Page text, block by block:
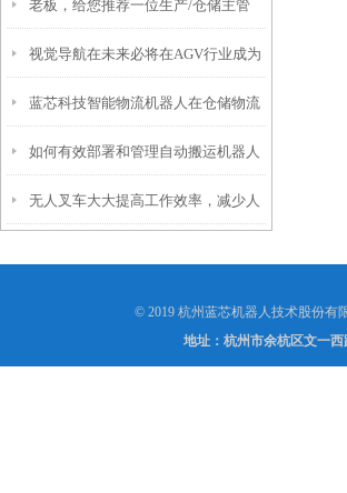
本，并提高了运行效率
老板，给您推荐一位生产/仓储主管
视觉导航在未来必将在AGV行业成为
主流
蓝芯科技智能物流机器人在仓储物流
市场引爆变革
如何有效部署和管理自动搬运机器人
无人叉车大大提高工作效率，减少人
© 2019 杭州蓝芯机器人技术股份有
地址：杭州市余杭区文一